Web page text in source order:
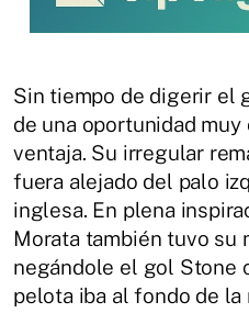
Sin tiempo de digerir el
de una oportunidad muy
ventaja. Su irregular
fuera alejado del palo
inglesa. En plena
Morata también tuvo su
negándole el gol Stone
pelota iba al fondo de la